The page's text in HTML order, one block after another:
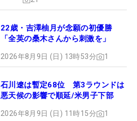
22歳・吉澤柚月が念願の初優勝
「全英の桑木さんから刺激を」
2026年8月9日 (日) 13時53分 1
石川遼は暫定68位 第3ラウンドは
悪天候の影響で順延/米男子下部
2026年8月9日 (日) 11時15分 1